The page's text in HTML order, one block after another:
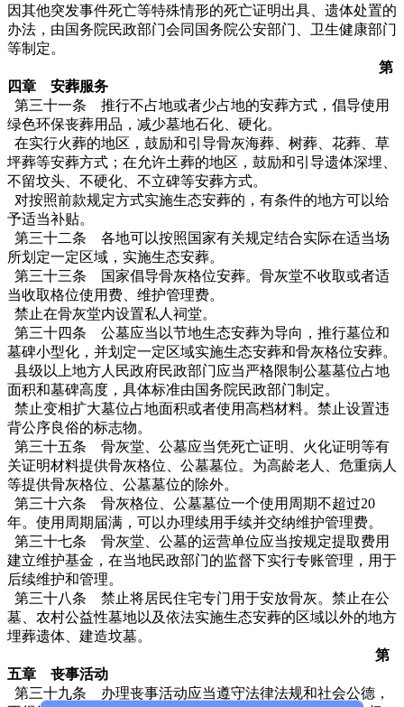
因其他突发事件死亡等特殊情形的死亡证明出具、遗体处置的
办法，由国务院民政部门会同国务院公安部门、卫生健康部门
等制定。
第
四章 安葬服务
第三十一条 推行不占地或者少占地的安葬方式，倡导使用
绿色环保丧葬用品，减少墓地石化、硬化。
在实行火葬的地区，鼓励和引导骨灰海葬、树葬、花葬、草
坪葬等安葬方式；在允许土葬的地区，鼓励和引导遗体深埋、
不留坟头、不硬化、不立碑等安葬方式。
对按照前款规定方式实施生态安葬的，有条件的地方可以给
予适当补贴。
第三十二条 各地可以按照国家有关规定结合实际在适当场
所划定一定区域，实施生态安葬。
第三十三条 国家倡导骨灰格位安葬。骨灰堂不收取或者适
当收取格位使用费、维护管理费。
禁止在骨灰堂内设置私人祠堂。
第三十四条 公墓应当以节地生态安葬为导向，推行墓位和
墓碑小型化，并划定一定区域实施生态安葬和骨灰格位安葬。
县级以上地方人民政府民政部门应当严格限制公墓墓位占地
面积和墓碑高度，具体标准由国务院民政部门制定。
禁止变相扩大墓位占地面积或者使用高档材料。禁止设置违
背公序良俗的标志物。
第三十五条 骨灰堂、公墓应当凭死亡证明、火化证明等有
关证明材料提供骨灰格位、公墓墓位。为高龄老人、危重病人
等提供骨灰格位、公墓墓位的除外。
第三十六条 骨灰格位、公墓墓位一个使用周期不超过20
年。使用周期届满，可以办理续用手续并交纳维护管理费。
第三十七条 骨灰堂、公墓的运营单位应当按规定提取费用
建立维护基金，在当地民政部门的监督下实行专账管理，用于
后续维护和管理。
第三十八条 禁止将居民住宅专门用于安放骨灰。禁止在公
墓、农村公益性墓地以及依法实施生态安葬的区域以外的地方
埋葬遗体、建造坟墓。
第
五章 丧事活动
第三十九条 办理丧事活动应当遵守法律法规和社会公德，